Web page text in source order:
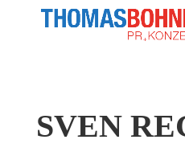
SVEN